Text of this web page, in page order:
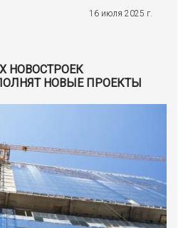
16 июля 2025 г.
НОВОСТРОЕК
НОВЫЕ ПРОЕКТЫ